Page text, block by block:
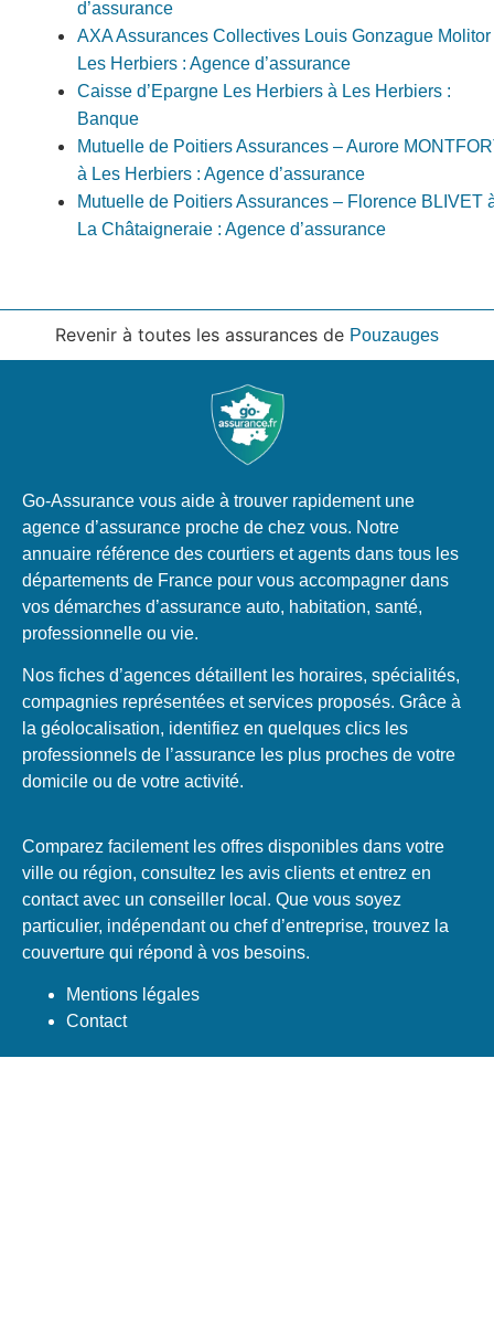
d’assurance
AXA Assurances Collectives Louis Gonzague Molitor
Les Herbiers : Agence d’assurance
Caisse d’Epargne Les Herbiers à Les Herbiers :
Banque
Mutuelle de Poitiers Assurances – Aurore
à Les Herbiers : Agence d’assurance
Mutuelle de Poitiers Assurances – Florence BLIVET
La Châtaigneraie : Agence d’assurance
Revenir à toutes les assurances de Pouzauges
Go-Assurance vous aide à trouver rapidement une
agence d’assurance proche de chez vous. Notre
annuaire référence des courtiers et agents dans tous les
départements de France pour vous accompagner dans
vos démarches d’assurance auto, habitation, santé,
professionnelle ou vie.
Nos fiches d’agences détaillent les horaires, spécialités,
compagnies représentées et services proposés. Grâce à
la géolocalisation, identifiez en quelques clics les
professionnels de l’assurance les plus proches de votre
domicile ou de votre activité.
Comparez facilement les offres disponibles dans votre
ville ou région, consultez les avis clients et entrez en
contact avec un conseiller local. Que vous soyez
particulier, indépendant ou chef d’entreprise, trouvez la
couverture qui répond à vos besoins.
Mentions légales
Contact